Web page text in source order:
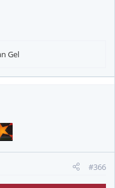
Gel
#366